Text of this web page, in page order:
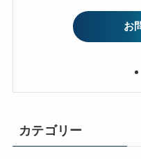
お
カテゴリー